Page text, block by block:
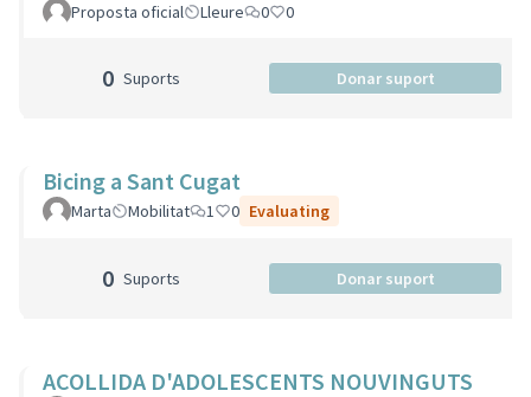
Proposta oficial Lleure 0 0
0 Suports Donar suport
Bicing a Sant Cugat
Marta Mobilitat 1 0 Evaluating
0 Suports Donar suport
ACOLLIDA D'ADOLESCENTS NOUVINGUTS